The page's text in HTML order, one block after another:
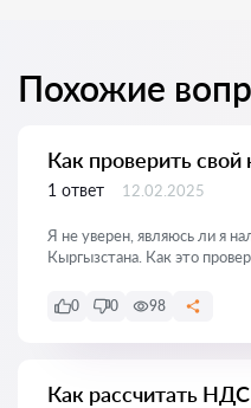
Похожие
Как проверить свой
1 ответ 12.02.2025
Я не уверен, являюсь ли я
Кыргызстана. Как это
0 0 98
Как рассчитать